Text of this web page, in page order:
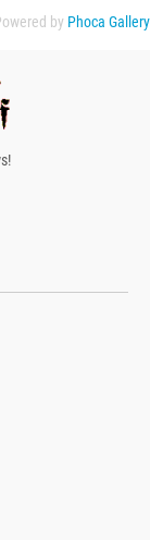
by Phoca Gallery